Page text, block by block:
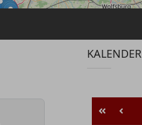
KALENDER